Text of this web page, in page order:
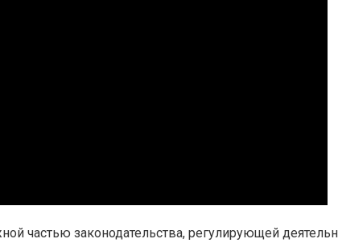
частью законодательства, регулирующей